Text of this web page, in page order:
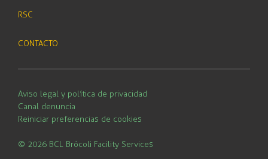
RSC
CONTACTO
Aviso legal y política de privacidad
Canal denuncia
Reiniciar preferencias de cookies
© 2026 BCL Brócoli Facility Services